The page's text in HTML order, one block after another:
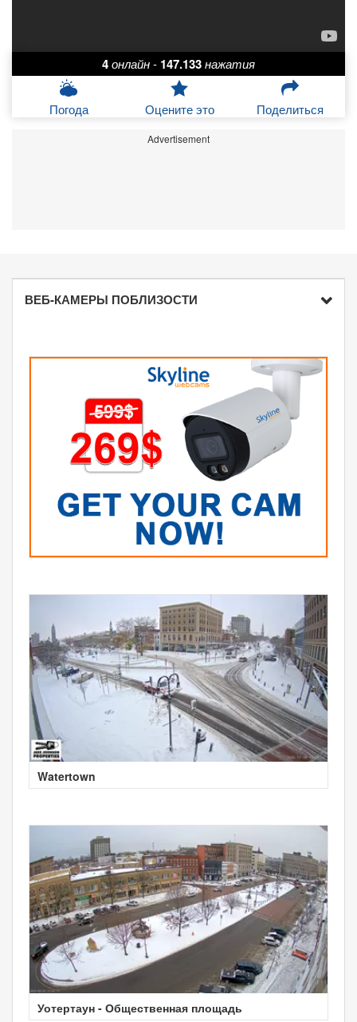
4онлайн- 147.133нажатия
Погода Оцените это Поделиться
Advertisement
ВЕБ-КАМЕРЫ ПОБЛИЗОСТИ
Watertown
Уотертаун - Общественная площадь